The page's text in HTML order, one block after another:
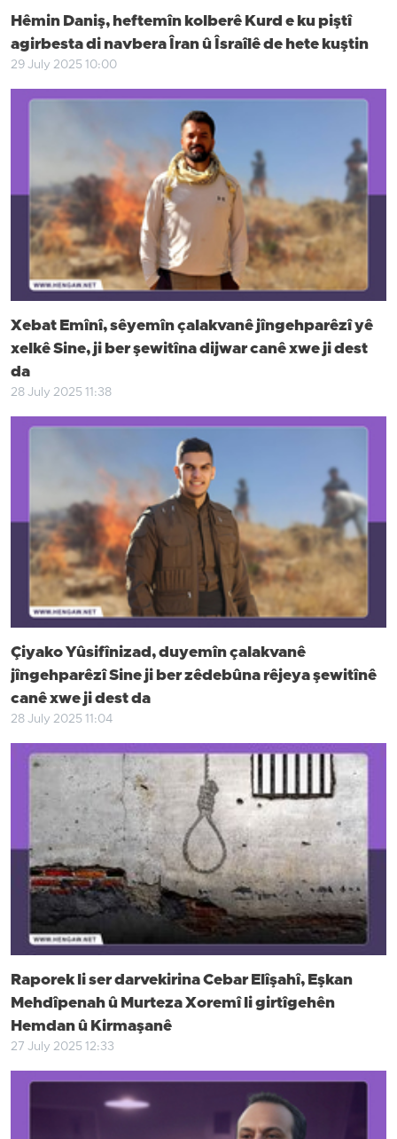
Hêmin Daniş, heftemîn kolberê Kurd e ku piştî
agirbesta di navbera Îran û Îsraîlê de hete kuştin
29 July 2025 10:00
Xebat Emînî, sêyemîn çalakvanê jîngehparêzî yê
xelkê Sine, ji ber şewitîna dijwar canê xwe ji dest
da
28 July 2025 11:38
Çiyako Yûsifînizad, duyemîn çalakvanê
jîngehparêzî Sine ji ber zêdebûna rêjeya şewitînê
canê xwe ji dest da
28 July 2025 11:04
Raporek li ser darvekirina Cebar Elîşahî, Eşkan
Mehdîpenah û Murteza Xoremî li girtîgehên
Hemdan û Kirmaşanê
27 July 2025 12:33